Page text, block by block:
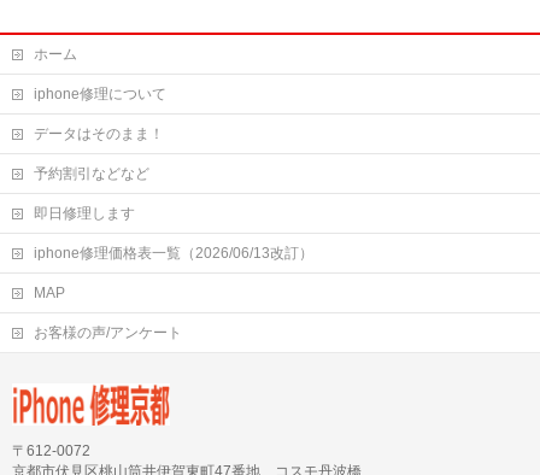
ホーム
iphone修理について
データはそのまま！
予約割引などなど
即日修理します
iphone修理価格表一覧（2026/06/13改訂）
MAP
お客様の声/アンケート
〒612-0072
京都市伏見区桃山筒井伊賀東町47番地 コスモ丹波橋